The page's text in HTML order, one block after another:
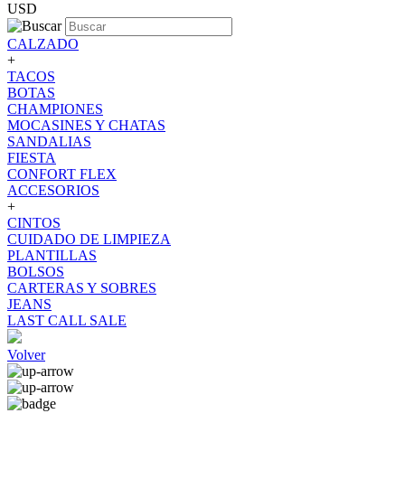
USD
CALZADO
+
TACOS
BOTAS
CHAMPIONES
MOCASINES Y CHATAS
SANDALIAS
FIESTA
CONFORT FLEX
ACCESORIOS
+
CINTOS
CUIDADO DE LIMPIEZA
PLANTILLAS
BOLSOS
CARTERAS Y SOBRES
JEANS
LAST CALL SALE
Volver